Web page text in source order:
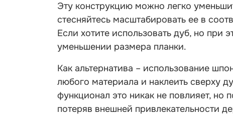
Эту конструкцию можно легко
стесняйтесь масштабировать ее в
Если хотите использовать дуб, но при
уменьшении размера планки.
Как альтернатива – использование
любого материала и наклеить сверху
функционал это никак не повлияет, но
потеряв внешней привлекательности